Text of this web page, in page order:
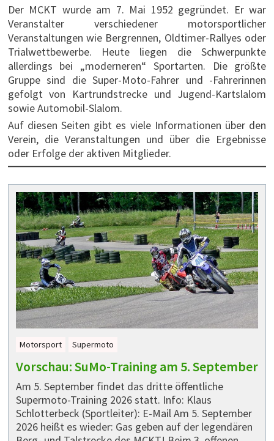
Der MCKT wurde am 7. Mai 1952 gegründet. Er war
Veranstalter verschiedener motorsportlicher
Veranstaltungen wie Bergrennen, Oldtimer-Rallyes oder
Trialwettbewerbe. Heute liegen die Schwerpunkte
allerdings bei „moderneren“ Sportarten. Die größte
Gruppe sind die Super-Moto-Fahrer und -Fahrerinnen
gefolgt von Kartrundstrecke und Jugend-Kartslalom
sowie Automobil-Slalom.
Auf diesen Seiten gibt es viele Informationen über den
Verein, die Veranstaltungen und über die Ergebnisse
oder Erfolge der aktiven Mitglieder.
Motorsport Supermoto
Vorschau: SuMo-Training am 5. September
Am 5. September findet das dritte öffentliche
Supermoto-Training 2026 statt. Info: Klaus
Schlotterbeck (Sportleiter): E-Mail Am 5. September
2026 heißt es wieder: Gas geben auf der legendären